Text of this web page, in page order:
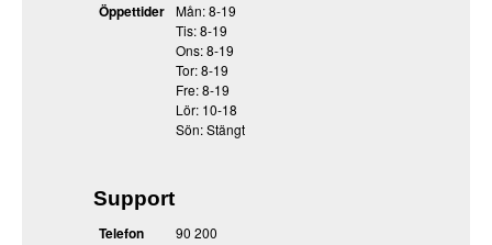
Öppettider
Mån: 8-19
Tis: 8-19
Ons: 8-19
Tor: 8-19
Fre: 8-19
Lör: 10-18
Sön: Stängt
Support
Telefon 90 200